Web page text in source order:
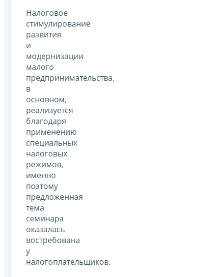
Налоговое
стимулирование
развития
и
модернизации
малого
предпринимательства,
в
основном,
реализуется
благодаря
применению
специальных
налоговых
режимов,
именно
поэтому
предложенная
тема
семинара
оказалась
востребована
у
налогоплательщиков.